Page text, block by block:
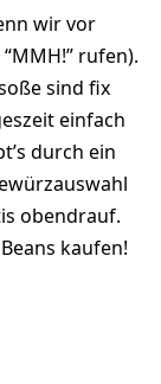
wir vor
rufen).
sind fix
einfach
durch ein
obendrauf.
kaufen!